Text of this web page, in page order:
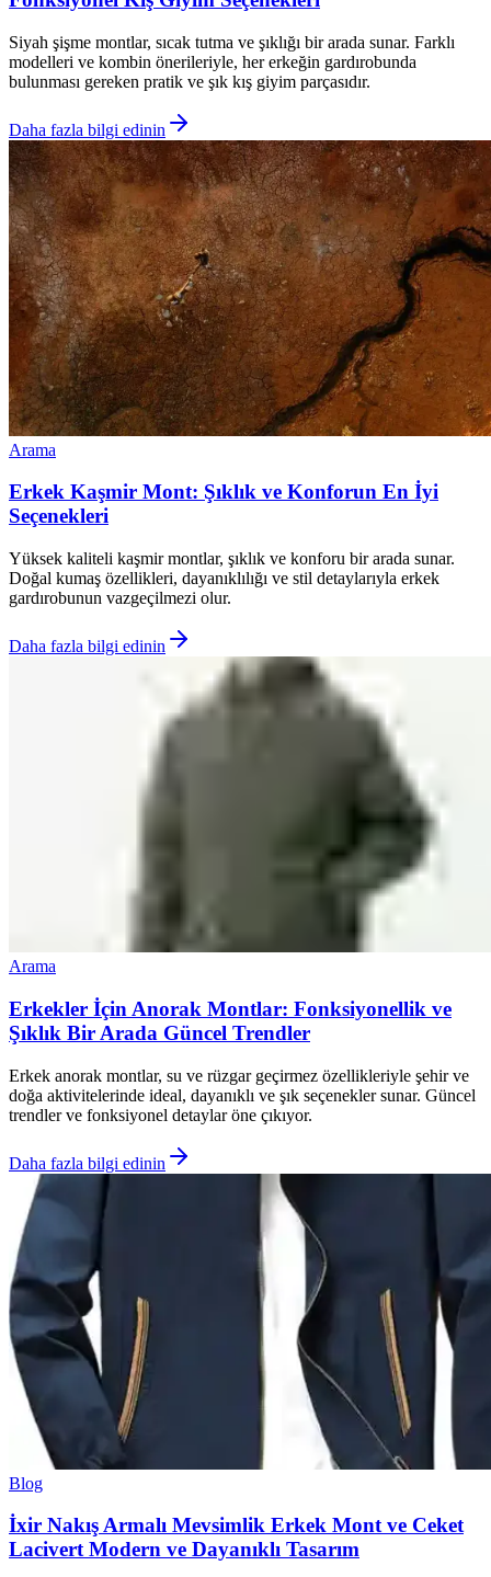
Siyah şişme montlar, sıcak tutma ve şıklığı bir arada sunar. Farklı
modelleri ve kombin önerileriyle, her erkeğin gardırobunda
bulunması gereken pratik ve şık kış giyim parçasıdır.
Daha fazla bilgi edinin
Arama
Erkek Kaşmir Mont: Şıklık ve Konforun En İyi
Seçenekleri
Yüksek kaliteli kaşmir montlar, şıklık ve konforu bir arada sunar.
Doğal kumaş özellikleri, dayanıklılığı ve stil detaylarıyla erkek
gardırobunun vazgeçilmezi olur.
Daha fazla bilgi edinin
Arama
Erkekler İçin Anorak Montlar: Fonksiyonellik ve
Şıklık Bir Arada Güncel Trendler
Erkek anorak montlar, su ve rüzgar geçirmez özellikleriyle şehir ve
doğa aktivitelerinde ideal, dayanıklı ve şık seçenekler sunar. Güncel
trendler ve fonksiyonel detaylar öne çıkıyor.
Daha fazla bilgi edinin
Blog
İxir Nakış Armalı Mevsimlik Erkek Mont ve Ceket
Lacivert Modern ve Dayanıklı Tasarım